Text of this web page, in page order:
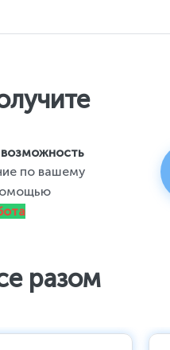
по вашему
разом